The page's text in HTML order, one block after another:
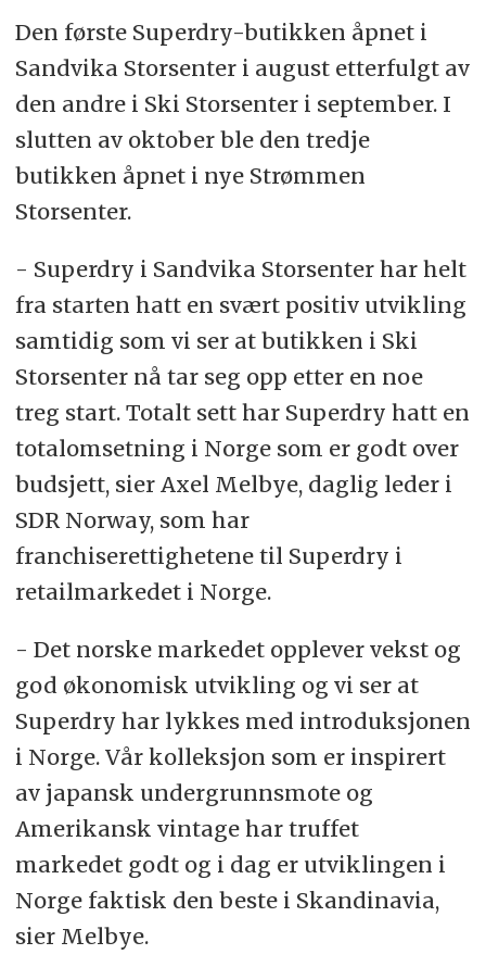
Den første Superdry-butikken åpnet i
Sandvika Storsenter i august etterfulgt av
den andre i Ski Storsenter i september. I
slutten av oktober ble den tredje
butikken åpnet i nye Strømmen
Storsenter.
- Superdry i Sandvika Storsenter har helt
fra starten hatt en svært positiv utvikling
samtidig som vi ser at butikken i Ski
Storsenter nå tar seg opp etter en noe
treg start. Totalt sett har Superdry hatt en
totalomsetning i Norge som er godt over
budsjett, sier Axel Melbye, daglig leder i
SDR Norway, som har
franchiserettighetene til Superdry i
retailmarkedet i Norge.
- Det norske markedet opplever vekst og
god økonomisk utvikling og vi ser at
Superdry har lykkes med introduksjonen
i Norge. Vår kolleksjon som er inspirert
av japansk undergrunnsmote og
Amerikansk vintage har truffet
markedet godt og i dag er utviklingen i
Norge faktisk den beste i Skandinavia,
sier Melbye.